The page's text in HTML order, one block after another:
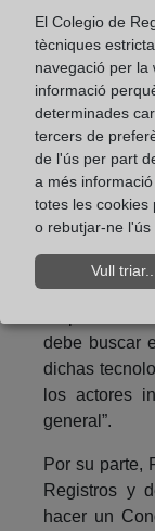
marginal en
registro se
usuario y
como la
La
de los
En el acto
de Justicia,
debe buscar
dichas
los actores
general”.
Por su parte,
Registros y
hacer un
El Colegio de
tècniques
navegació per la
informació
determinades
tercers de
de l'ús per part
a més
totes les cookies
o rebutjar-ne l'ús
Vull